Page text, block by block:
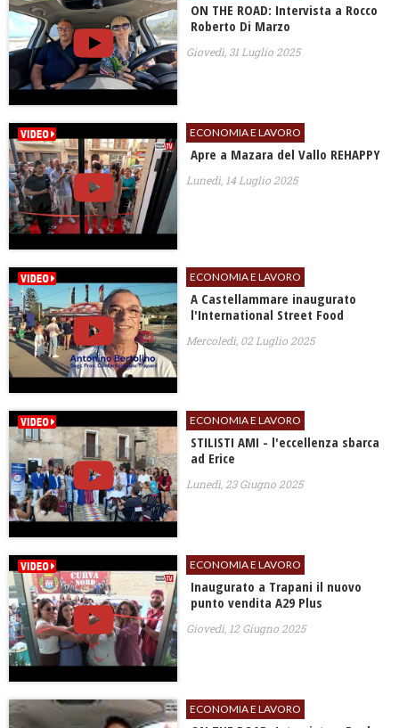
ON THE ROAD: Intervista a Rocco
Roberto Di Marzo
Giovedì, 31 Luglio 2025
ECONOMIA E LAVORO
Apre a Mazara del Vallo REHAPPY
Lunedì, 14 Luglio 2025
ECONOMIA E LAVORO
A Castellammare inaugurato
l'International Street Food
Mercoledì, 02 Luglio 2025
ECONOMIA E LAVORO
STILISTI AMI - l'eccellenza sbarca
ad Erice
Lunedì, 23 Giugno 2025
ECONOMIA E LAVORO
Inaugurato a Trapani il nuovo
punto vendita A29 Plus
Giovedì, 12 Giugno 2025
ECONOMIA E LAVORO